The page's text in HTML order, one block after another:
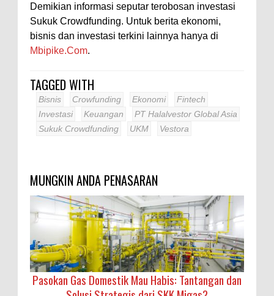
Demikian informasi seputar terobosan investasi
Sukuk Crowdfunding. Untuk berita ekonomi,
bisnis dan investasi terkini lainnya hanya di
Mbipike.Com.
TAGGED WITH
Bisnis Crowfunding Ekonomi
Fintech
Investasi
Keuangan
PT Halalvestor Global Asia
Sukuk Crowdfunding
UKM Vestora
MUNGKIN ANDA PENASARAN
Pasokan Gas Domestik Mau Habis: Tantangan dan